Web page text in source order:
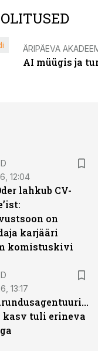
ÄRIPÄEVA
AI müügis ja
12:04
lahkub CV-
on
karjääri
komistuskivi
13:17
kasv tuli erineva